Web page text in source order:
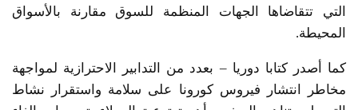
التي تتقاضاها الجهات المنظمة للسوق مقارنة بالأسواق
المحيطة.
كما أصدر كتابا دوريا – بعدد من التدابير الاحترازية لمواجهة
مخاطر انتشار فيروس كورونا على سلامة واستقرار نشاط